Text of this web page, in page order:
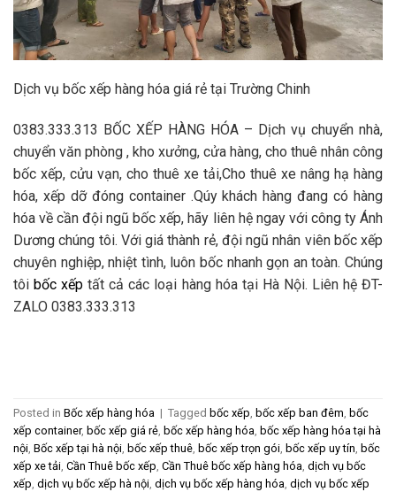
Dịch vụ bốc xếp hàng hóa giá rẻ tại Trường Chinh
0383.333.313 BỐC XẾP HÀNG HÓA – Dịch vụ chuyển nhà,
chuyển văn phòng , kho xưởng, cửa hàng, cho thuê nhân công
bốc xếp, cửu vạn, cho thuê xe tải,Cho thuê xe nâng hạ hàng
hóa, xếp dỡ đóng container .Qúy khách hàng đang có hàng
hóa về cần đội ngũ bốc xếp, hãy liên hệ ngay với công ty Ánh
Dương chúng tôi. Với giá thành rẻ, đội ngũ nhân viên bốc xếp
chuyên nghiệp, nhiệt tình, luôn bốc nhanh gọn an toàn. Chúng
tôibốc xếp tất cả các loại hàng hóa tại Hà Nội. Liên hệ ĐT-
ZALO 0383.333.313
Posted in Bốc xếp hàng hóa | Tagged bốc xếp, bốc xếp ban đêm, bốc
xếp container, bốc xếp giá rẻ, bốc xếp hàng hóa, bốc xếp hàng hóa tại hà
nội, Bốc xếp tại hà nội, bốc xếp thuê, bốc xếp trọn gói, bốc xếp uy tín, bốc
xếp xe tải, Cần Thuê bốc xếp, Cần Thuê bốc xếp hàng hóa, dịch vụ bốc
xếp, dịch vụ bốc xếp hà nội, dịch vụ bốc xếp hàng hóa, dịch vụ bốc xếp